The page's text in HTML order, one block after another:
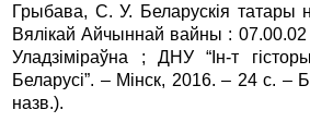
Грыбава, С. У. Беларускія татары
Вялікай Айчыннай вайны :
Уладзіміраўна ; ДНУ “Ін‑т
Беларусі”. – Мінск, 2016. – 24 с. –
назв.).